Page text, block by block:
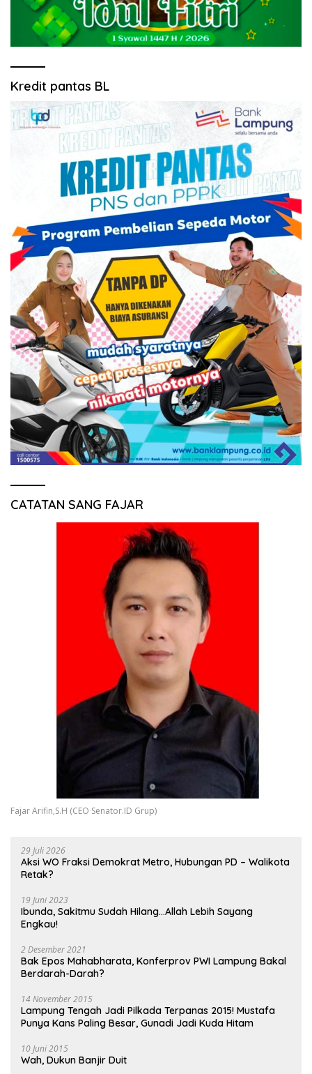
Kredit pantas BL
CATATAN SANG FAJAR
Fajar Arifin,S.H (CEO Senator.ID Grup)
29 Juli 2026
Aksi WO Fraksi Demokrat Metro, Hubungan PD – Walikota
Retak?
19 Juni 2023
Ibunda, Sakitmu Sudah Hilang…Allah Lebih Sayang
Engkau!
2 Desember 2021
Bak Epos Mahabharata, Konferprov PWI Lampung Bakal
Berdarah-Darah?
14 November 2015
Lampung Tengah Jadi Pilkada Terpanas 2015! Mustafa
Punya Kans Paling Besar, Gunadi Jadi Kuda Hitam
10 Juni 2015
Wah, Dukun Banjir Duit